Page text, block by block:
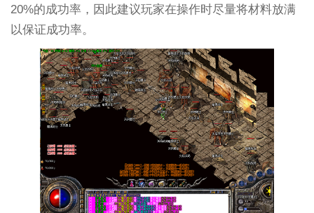
20%的成功率，因此建议玩家在操作时尽量将材料放满
以保证成功率。